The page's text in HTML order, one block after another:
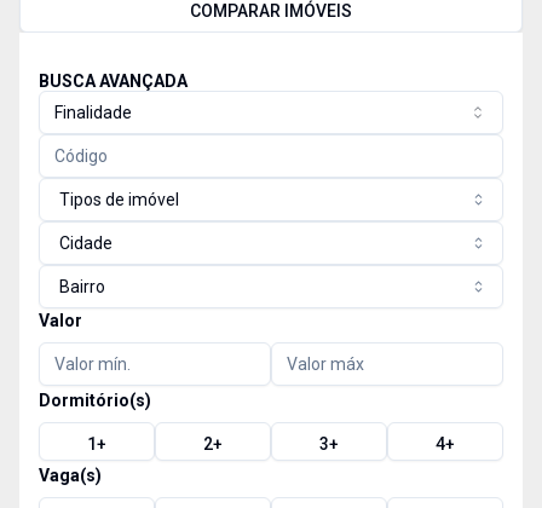
COMPARAR IMÓVEIS
BUSCA AVANÇADA
Finalidade
Tipos de imóvel
Cidade
Bairro
Valor
Dormitório(s)
1+ 2+ 3+ 4+
Vaga(s)